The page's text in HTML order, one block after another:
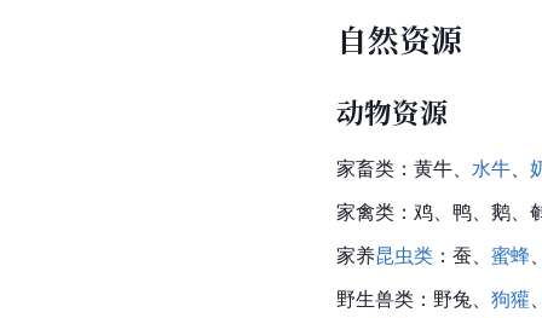
自然资源
动物资源
家畜类： 黄牛、 水牛、
家禽类：鸡、鸭、鹅、
家养昆虫类 ：蚕、 蜜蜂
野生兽类 ：野兔、 狗獾